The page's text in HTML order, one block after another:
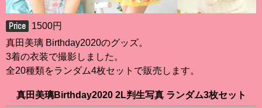
1500円
真田美璃 Birthday2020のグッズ。
3着の衣装で撮影しました。
全20種類をランダム4枚セットで販売します。
真田美璃Birthday2020 2L判生写真 ランダム3枚セット